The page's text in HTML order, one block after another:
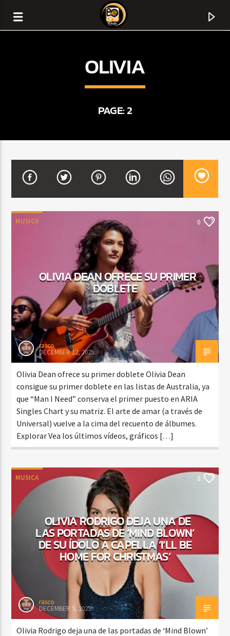
TITLE
ARTIST
CURRENT SHOW
DJ MIX
2:00 AM
Beone Radio
OLIVIA
PAGE: 2
MUSICA 0
OLIVIA DEAN OFRECE SU PRIMER
DOBLETE
rasco
DECEMBER 12, 2025
Olivia Dean ofrece su primer doblete Olivia Dean
consigue su primer doblete en las listas de Australia, ya
que “Man I Need” conserva el primer puesto en ARIA
Singles Chart y su matriz. El arte de amar (a través de
Universal) vuelve a la cima del recuento de álbumes.
Explorar Vea los últimos vídeos, gráficos […]
MUSICA 0
OLIVIA RODRIGO DEJA UNA DE
LAS PORTADAS DE ‘MIND BLOWN’
DE SU ÍDOLO A CAPELLA ‘I’LL BE
HOME FOR CHRISTMAS’
rasco
DECEMBER 9, 2025
Olivia Rodrigo deja una de las portadas de ‘Mind Blown’